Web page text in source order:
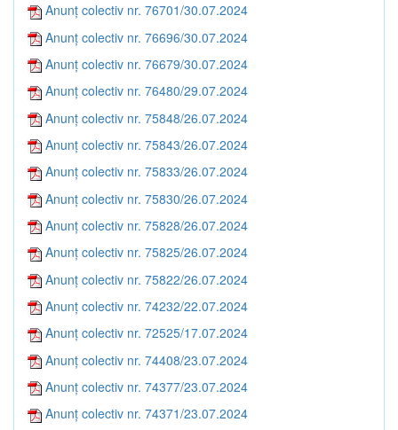
Anunț colectiv nr. 76701/30.07.2024
Anunț colectiv nr. 76696/30.07.2024
Anunț colectiv nr. 76679/30.07.2024
Anunț colectiv nr. 76480/29.07.2024
Anunț colectiv nr. 75848/26.07.2024
Anunț colectiv nr. 75843/26.07.2024
Anunț colectiv nr. 75833/26.07.2024
Anunț colectiv nr. 75830/26.07.2024
Anunț colectiv nr. 75828/26.07.2024
Anunț colectiv nr. 75825/26.07.2024
Anunț colectiv nr. 75822/26.07.2024
Anunț colectiv nr. 74232/22.07.2024
Anunț colectiv nr. 72525/17.07.2024
Anunț colectiv nr. 74408/23.07.2024
Anunț colectiv nr. 74377/23.07.2024
Anunț colectiv nr. 74371/23.07.2024